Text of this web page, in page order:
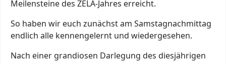
Meilensteine des ZELA-Jahres erreicht.
So haben wir euch zunächst am Samstagnachmittag
endlich alle kennengelernt und wiedergesehen.
Nach einer grandiosen Darlegung des diesjährigen